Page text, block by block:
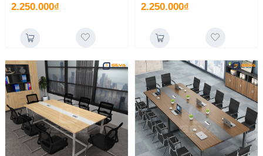
2.250.000₫ 2.250.000₫